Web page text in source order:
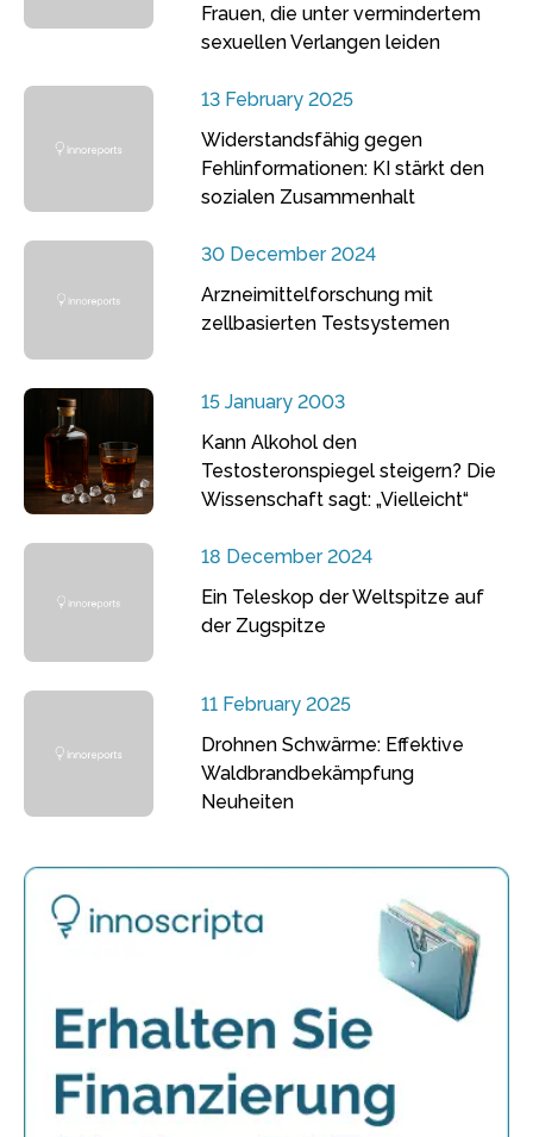
Frauen, die unter vermindertem
sexuellen Verlangen leiden
13 February 2025
Widerstandsfähig gegen
Fehlinformationen: KI stärkt den
sozialen Zusammenhalt
30 December 2024
Arzneimittelforschung mit
zellbasierten Testsystemen
15 January 2003
Kann Alkohol den
Testosteronspiegel steigern? Die
Wissenschaft sagt: „Vielleicht“
18 December 2024
Ein Teleskop der Weltspitze auf
der Zugspitze
11 February 2025
Drohnen Schwärme: Effektive
Waldbrandbekämpfung
Neuheiten